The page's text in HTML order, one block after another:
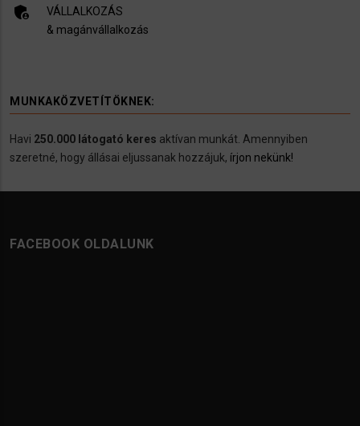
admin_panel_settings
VÁLLALKOZÁS
& magánvállalkozás
MUNKAKÖZVETÍTÖKNEK:
Havi 250.000 látogató keres aktívan munkát. Amennyiben
szeretné, hogy állásai eljussanak hozzájuk, írjon nekünk!
FACEBOOK OLDALUNK